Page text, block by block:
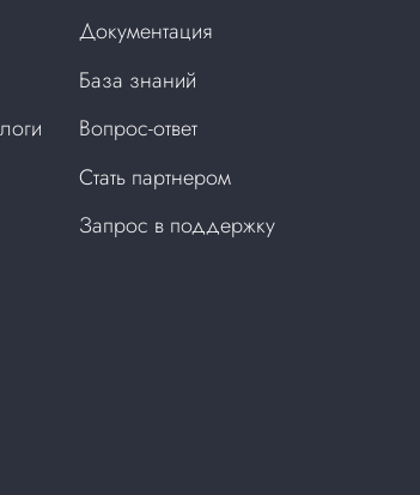
Документация
База знаний
Вопрос-ответ
Стать партнером
Запрос в поддержку